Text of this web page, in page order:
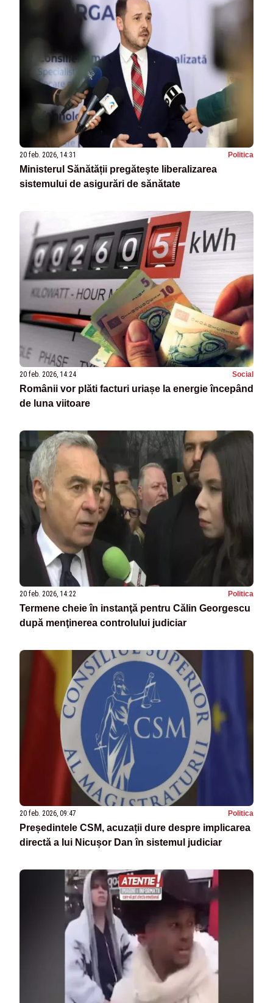
20 feb. 2026, 14:31 Politica
Ministerul Sănătății pregăteşte liberalizarea
sistemului de asigurări de sănătate
20 feb. 2026, 14:24 Social
Românii vor plăti facturi uriașe la energie începând
de luna viitoare
20 feb. 2026, 14:22 Politica
Termene cheie în instanţă pentru Călin Georgescu
după menţinerea controlului judiciar
20 feb. 2026, 09:47 Politica
Președintele CSM, acuzații dure despre implicarea
directă a lui Nicușor Dan în sistemul judiciar